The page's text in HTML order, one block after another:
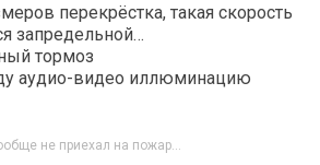
перекрёстка, такая скорость
запредельной…
тормоз
аудио-видео иллюминацию
не приехал на пожар…